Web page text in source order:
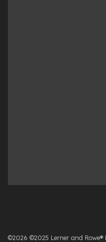
©2026 ©2025 Lerner and